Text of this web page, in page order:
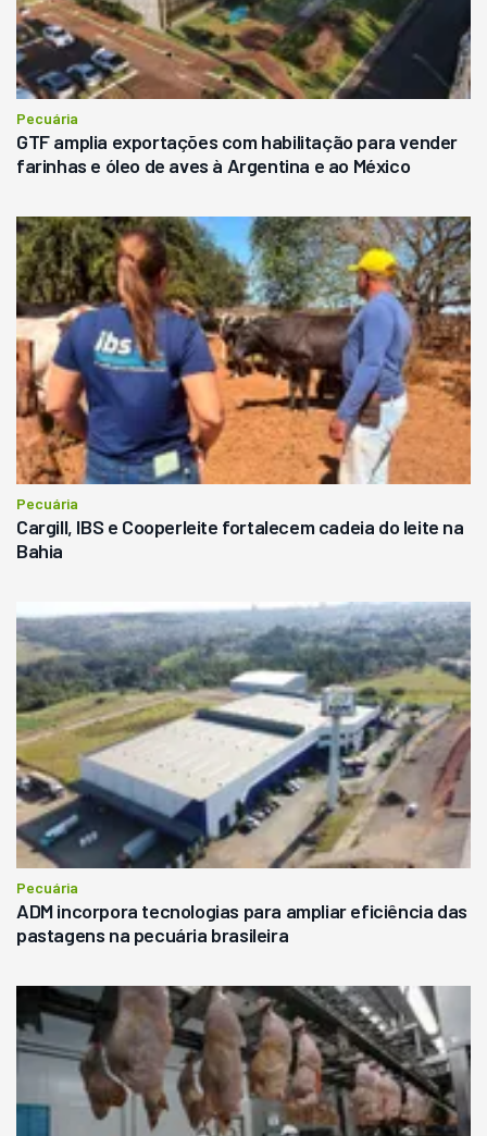
Pecuária
GTF amplia exportações com habilitação para vender
farinhas e óleo de aves à Argentina e ao México
Pecuária
Cargill, IBS e Cooperleite fortalecem cadeia do leite na
Bahia
Pecuária
ADM incorpora tecnologias para ampliar eficiência das
pastagens na pecuária brasileira